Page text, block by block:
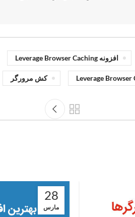
افزونه Leverage Browser Caching
کش مرورگر
28
مارس